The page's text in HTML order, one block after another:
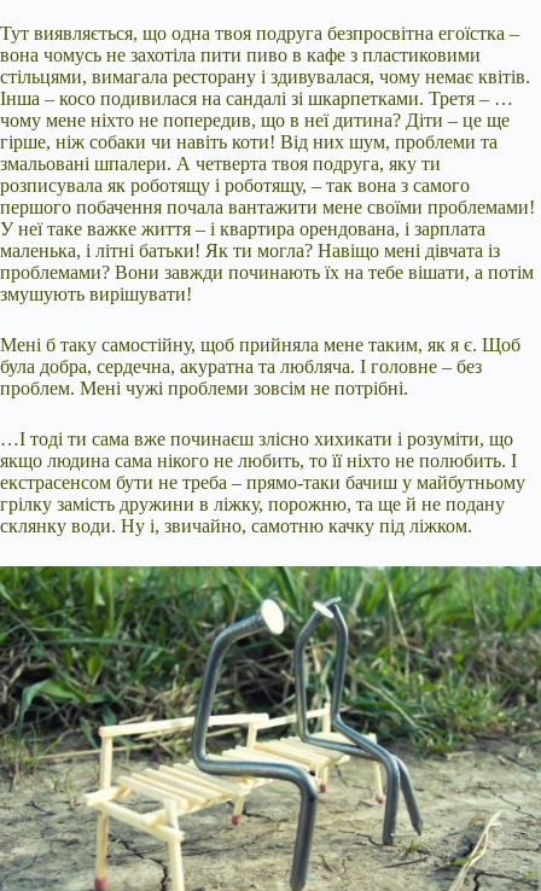
Тут виявляється, що одна твоя подруга безпросвітна егоїстка –
вона чомусь не захотіла пити пиво в кафе з пластиковими
стільцями, вимагала ресторану і здивувалася, чому немає квітів.
Інша – косо подивилася на сандалі зі шкарпетками. Третя – …
чому мене ніхто не попередив, що в неї дитина? Діти – це ще
гірше, ніж собаки чи навіть коти! Від них шум, проблеми та
змальовані шпалери. А четверта твоя подруга, яку ти
розписувала як роботящу і роботящу, – так вона з самого
першого побачення почала вантажити мене своїми проблемами!
У неї таке важке життя – і квартира орендована, і зарплата
маленька, і літні батьки! Як ти могла? Навіщо мені дівчата із
проблемами? Вони завжди починають їх на тебе вішати, а потім
змушують вирішувати!
Мені б таку самостійну, щоб прийняла мене таким, як я є. Щоб
була добра, сердечна, акуратна та любляча. І головне – без
проблем. Мені чужі проблеми зовсім не потрібні.
…І тоді ти сама вже починаєш злісно хихикати і розуміти, що
якщо людина сама нікого не любить, то її ніхто не полюбить. І
екстрасенсом бути не треба – прямо-таки бачиш у майбутньому
грілку замість дружини в ліжку, порожню, та ще й не подану
склянку води. Ну і, звичайно, самотню качку під ліжком.